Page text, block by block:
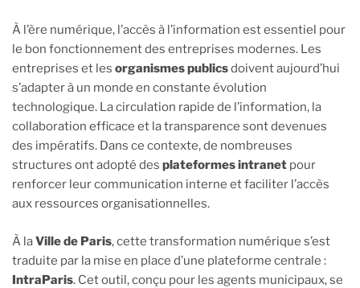
À l’ère numérique, l’accès à l’information est essentiel pour
le bon fonctionnement des entreprises modernes. Les
entreprises et les organismes publicsdoivent aujourd’hui
s’adapter à un monde en constante évolution
technologique. La circulation rapide de l’information, la
collaboration efficace et la transparence sont devenues
des impératifs. Dans ce contexte, de nombreuses
structures ont adopté des plateformes intranet pour
renforcer leur communication interne et faciliter l’accès
aux ressources organisationnelles.
À laVille de Paris, cette transformation numérique s’est
traduite par la mise en place d’une plateforme centrale :
IntraParis. Cet outil, conçu pour les agents municipaux, se